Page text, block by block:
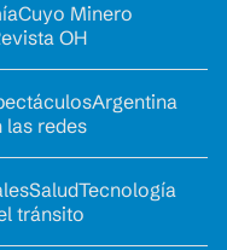
Cuyo Minero
OH
Argentina
las redes
SaludTecnología
tránsito